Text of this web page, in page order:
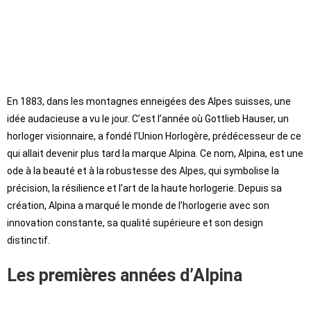
En 1883, dans les montagnes enneigées des Alpes suisses, une
idée audacieuse a vu le jour. C’est l’année où Gottlieb Hauser, un
horloger visionnaire, a fondé l’Union Horlogère, prédécesseur de ce
qui allait devenir plus tard la marque Alpina. Ce nom, Alpina, est une
ode à la beauté et à la robustesse des Alpes, qui symbolise la
précision, la résilience et l’art de la haute horlogerie. Depuis sa
création, Alpina a marqué le monde de l’horlogerie avec son
innovation constante, sa qualité supérieure et son design
distinctif.
Les premières années d’Alpina